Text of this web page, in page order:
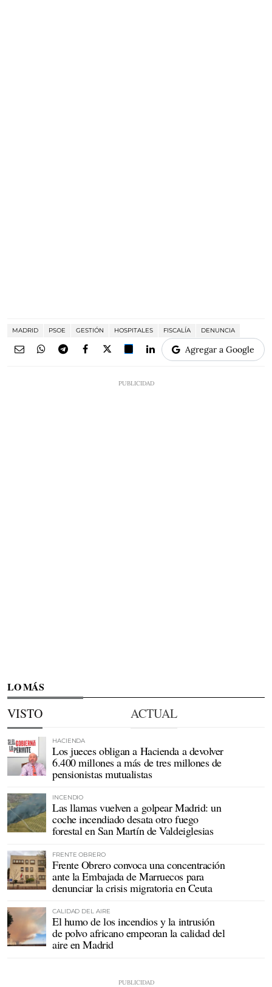
MADRID PSOE GESTIÓN HOSPITALES FISCALÍA DENUNCIA
Agregar a Google
LO MÁS
VISTO ACTUAL
HACIENDA
Los jueces obligan a Hacienda a devolver
6.400 millones a más de tres millones de
pensionistas mutualistas
INCENDIO
Las llamas vuelven a golpear Madrid: un
coche incendiado desata otro fuego
forestal en San Martín de Valdeiglesias
FRENTE OBRERO
Frente Obrero convoca una concentración
ante la Embajada de Marruecos para
denunciar la crisis migratoria en Ceuta
CALIDAD DEL AIRE
El humo de los incendios y la intrusión
de polvo africano empeoran la calidad del
aire en Madrid